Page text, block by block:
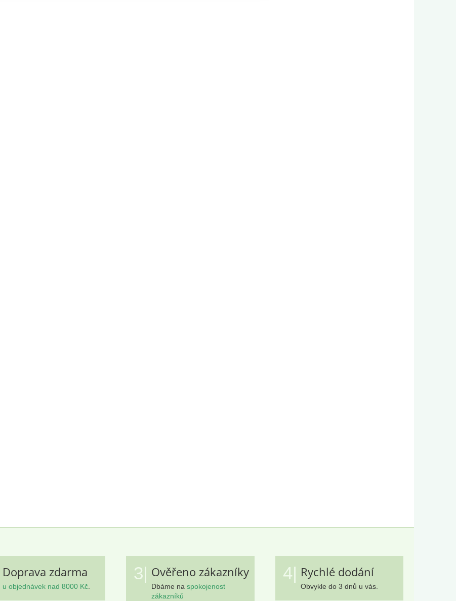
Doprava zdarma
u objednávek nad 8000 Kč.
3| Ověřeno zákazníky
Dbáme na spokojenost
zákazníků
4| Rychlé dodání
Obvykle do 3 dnů u vás.